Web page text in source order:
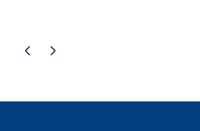
Pagina precedente
Pagina successiva